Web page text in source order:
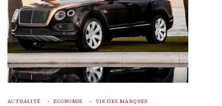
ACTUALITÉ ECONOMIE VIE DES MARQUES